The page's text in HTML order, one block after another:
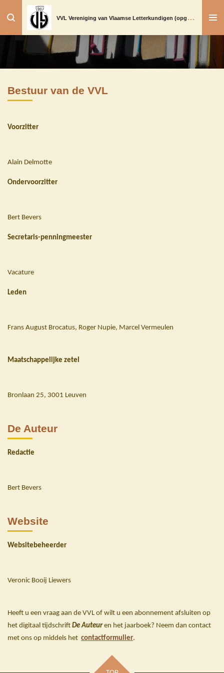
direct
naar
V
VL Vereniging van Vlaamse Letterkundigen (opgericht in 1907)
Bestuur van de VVL
Voorzitter
Alain Delmotte
Ondervoorzitter
Bert Bevers
Secretaris-penningmeester
Vacature
Leden
Frans August Brocatus, Roger Nupie, Marcel Vermeulen
Maatschappelijke zetel
Bronlaan 25, 3001 Leuven
De Auteur
Redactie
Bert Bevers
Website
Websitebeheerder
Veronic Booij Liewers
Heeft u een vraag aan de VVL of wilt u een abonnement afsluiten op
het digitaal tijdschrift De Auteur en het jaarboek? Neem dan contact
met ons op middels het contactformulier.